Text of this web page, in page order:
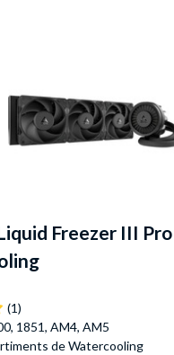
Freezer III
(1)
1851, AM4, AM5
de Watercooling